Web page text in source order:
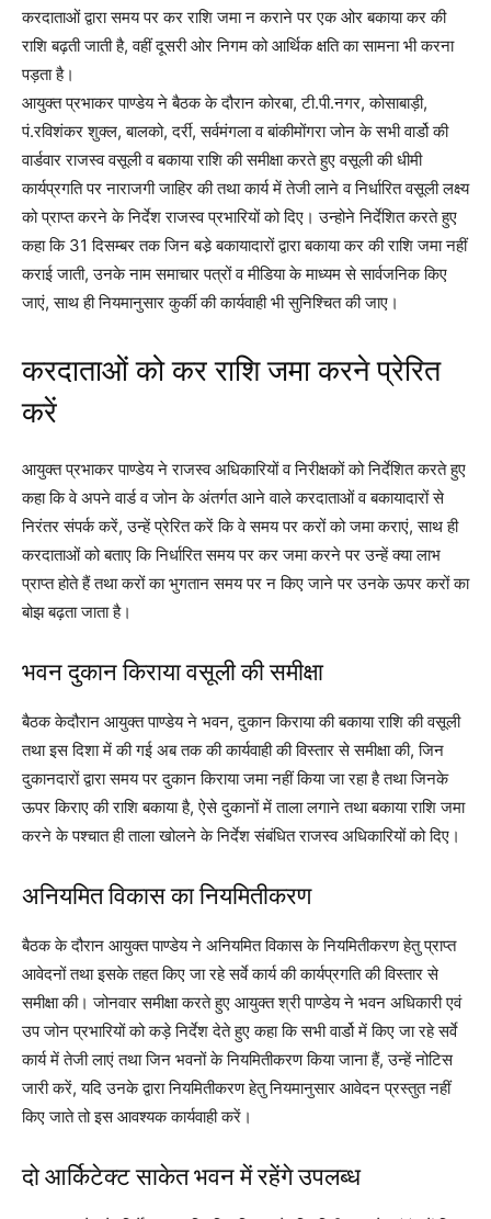
करदाताओं द्वारा समय पर कर राशि जमा न कराने पर एक ओर बकाया कर की
राशि बढ़ती जाती है, वहीं दूसरी ओर निगम को आर्थिक क्षति का सामना भी करना
पड़ता है।
आयुक्त प्रभाकर पाण्डेय ने बैठक के दौरान कोरबा, टी.पी.नगर, कोसाबाड़ी,
पं.रविशंकर शुक्ल, बालको, दर्री, सर्वमंगला व बांकीमोंगरा जोन के सभी वार्डो की
वार्डवार राजस्व वसूली व बकाया राशि की समीक्षा करते हुए वसूली की धीमी
कार्यप्रगति पर नाराजगी जाहिर की तथा कार्य में तेजी लाने व निर्धारित वसूली लक्ष्य
को प्राप्त करने के निर्देश राजस्व प्रभारियों को दिए। उन्होने निर्देशित करते हुए
कहा कि 31 दिसम्बर तक जिन बडे़ बकायादारों द्वारा बकाया कर की राशि जमा नहीं
कराई जाती, उनके नाम समाचार पत्रों व मीडिया के माध्यम से सार्वजनिक किए
जाएं, साथ ही नियमानुसार कुर्की की कार्यवाही भी सुनिश्चित की जाए।
करदाताओं को कर राशि जमा करने प्रेरित
करें
आयुक्त प्रभाकर पाण्डेय ने राजस्व अधिकारियों व निरीक्षकों को निर्देशित करते हुए
कहा कि वे अपने वार्ड व जोन के अंतर्गत आने वाले करदाताओं व बकायादारों से
निरंतर संपर्क करें, उन्हें प्रेरित करें कि वे समय पर करों को जमा कराएं, साथ ही
करदाताओं को बताए कि निर्धारित समय पर कर जमा करने पर उन्हें क्या लाभ
प्राप्त होते हैं तथा करों का भुगतान समय पर न किए जाने पर उनके ऊपर करों का
बोझ बढ़ता जाता है।
भवन दुकान किराया वसूली की समीक्षा
बैठक केदौरान आयुक्त पाण्डेय ने भवन, दुकान किराया की बकाया राशि की वसूली
तथा इस दिशा में की गई अब तक की कार्यवाही की विस्तार से समीक्षा की, जिन
दुकानदारों द्वारा समय पर दुकान किराया जमा नहीं किया जा रहा है तथा जिनके
ऊपर किराए की राशि बकाया है, ऐसे दुकानों में ताला लगाने तथा बकाया राशि जमा
करने के पश्चात ही ताला खोलने के निर्देश संबंधित राजस्व अधिकारियों को दिए।
अनियमित विकास का नियमितीकरण
बैठक के दौरान आयुक्त पाण्डेय ने अनियमित विकास के नियमितीकरण हेतु प्राप्त
आवेदनों तथा इसके तहत किए जा रहे सर्वे कार्य की कार्यप्रगति की विस्तार से
समीक्षा की। जोनवार समीक्षा करते हुए आयुक्त श्री पाण्डेय ने भवन अधिकारी एवं
उप जोन प्रभारियों को कड़े निर्देश देते हुए कहा कि सभी वार्डो में किए जा रहे सर्वे
कार्य में तेजी लाएं तथा जिन भवनों के नियमितीकरण किया जाना हैं, उन्हें नोटिस
जारी करें, यदि उनके द्वारा नियमितीकरण हेतु नियमानुसार आवेदन प्रस्तुत नहीं
किए जाते तो इस आवश्यक कार्यवाही करें।
दो आर्किटेक्ट साकेत भवन में रहेंगे उपलब्ध